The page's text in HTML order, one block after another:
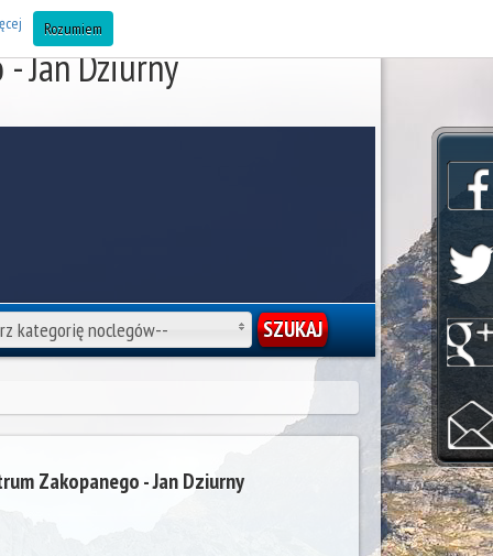
OBIEKT DO BAZY (Noclegi Zakopane) »
Jan Dziurny
kategorię noclegów--
Zakopanego - Jan Dziurny
Rozumiem